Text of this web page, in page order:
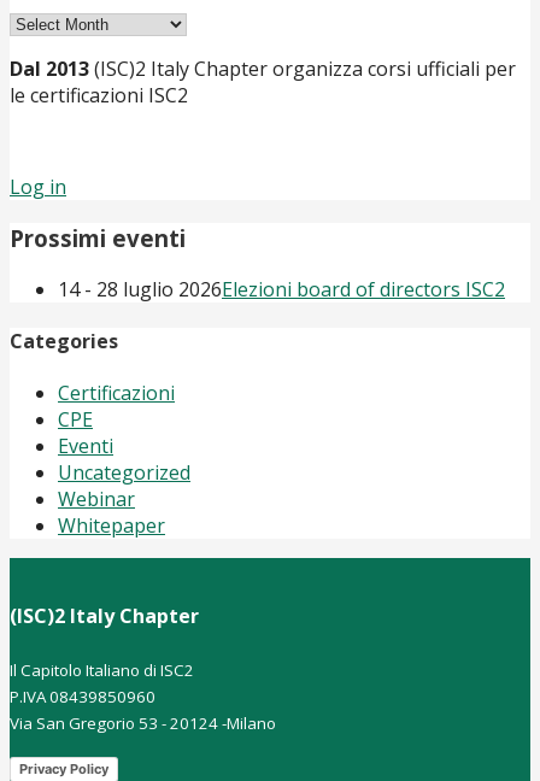
Ultimi
Pubblicati
Dal 2013(ISC)2 Italy Chapter organizza corsi ufficiali per
le certificazioni ISC2
Log in
Prossimi eventi
14 - 28 luglio 2026Elezioni board of directors ISC2
Categories
Certificazioni
CPE
Eventi
Uncategorized
Webinar
Whitepaper
(ISC)2 Italy Chapter
Il Capitolo Italiano di ISC2
P.IVA 08439850960
Via San Gregorio 53 - 20124 -Milano
Privacy Policy